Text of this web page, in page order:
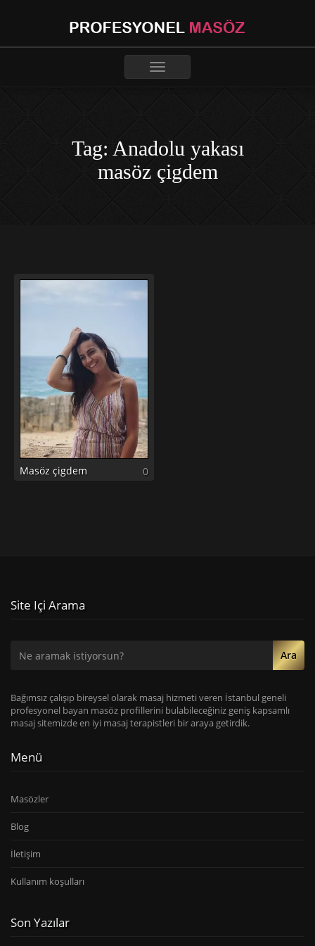
Toggle
Tag: Anadolu yakası
masöz çigdem
Masöz çigdem 0
Site Içi Arama
Ara
Bağımsız çalışıp bireysel olarak masaj hizmeti veren İstanbul geneli
profesyonel bayan masöz profillerini bulabileceğiniz geniş kapsamlı
masaj sitemizde en iyi masaj terapistleri bir araya getirdik.
Menü
Masözler
Blog
İletişim
Kullanım koşulları
Son Yazılar